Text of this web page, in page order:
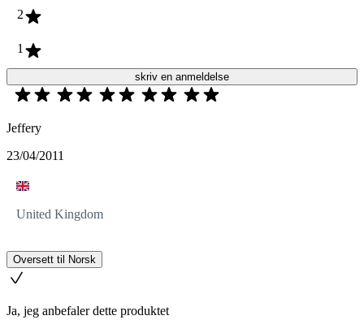
2
1
skriv en anmeldelse
Jeffery
23/04/2011
United Kingdom
Oversett til Norsk
Ja, jeg anbefaler dette produktet